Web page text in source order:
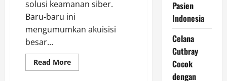
solusi keamanan siber.
Baru-baru ini
mengumumkan akuisisi
besar...
Read MoreRead
more
Pasien
Indonesia
Celana
Cutbray
Cocok
dengan